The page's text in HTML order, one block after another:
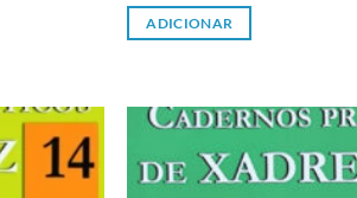
ADICIONAR
Adicionar